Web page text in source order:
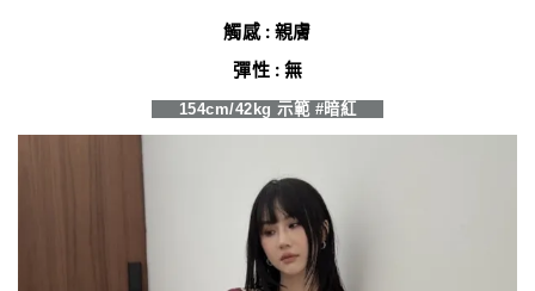
觸感 : 親膚
彈性 : 無
154cm/42kg 示範 #暗紅